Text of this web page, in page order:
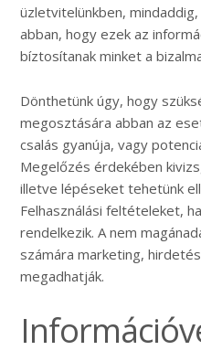
üzletvitelünkben,
abban, hogy ezek az
bíztosítanak minket a
Dönthetünk úgy, hogy
megosztására abban az
csalás gyanúja, vagy
Megelőzés érdekében
illetve lépéseket tehetünk
Felhasználási feltételeket,
rendelkezik. A nem
számára marketing,
megadhatják.